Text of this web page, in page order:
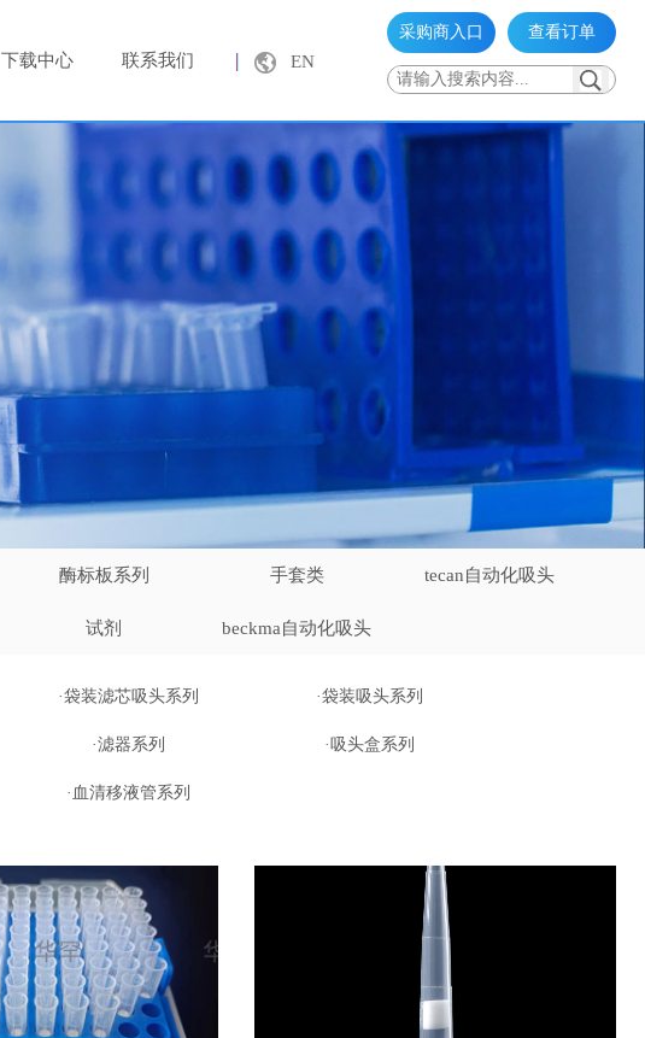
下载中心 联系我们 EN
查看订单
采购商入口
酶标板系列 手套类 tecan自动化吸头
试剂 beckma自动化吸头
·袋装滤芯吸头系列 ·袋装吸头系列
·滤器系列 ·吸头盒系列
·血清移液管系列